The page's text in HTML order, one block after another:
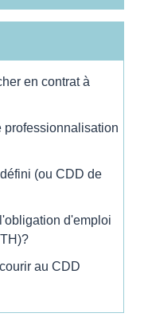
en contrat à
professionnalisation
(ou CDD de
d'emploi
au CDD